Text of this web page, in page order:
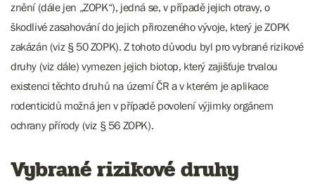
znění (dále jen „ZOPK“), jedná se, v případě jejich otravy, o
škodlivé zasahování do jejich přirozeného vývoje, který je ZOPK
zakázán (viz § 50 ZOPK). Z tohoto důvodu byl pro vybrané rizikové
druhy (viz dále) vymezen jejich biotop, který zajišťuje trvalou
existenci těchto druhů na území ČR a v kterém je aplikace
rodenticidů možná jen v případě povolení výjimky orgánem
ochrany přírody (viz § 56 ZOPK).
Vybrané rizikové druhy